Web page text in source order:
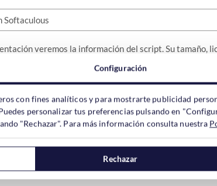
veremos la información del script. Su tamaño,
a instalarlo sólo nos quedará hacer click en el botón
osTicket con Softaculous
Configuración
con fines analíticos y para mostrarte publicidad
personalizar tus preferencias pulsando en
"Rechazar". Para más información consulta nuestra
Rechazar